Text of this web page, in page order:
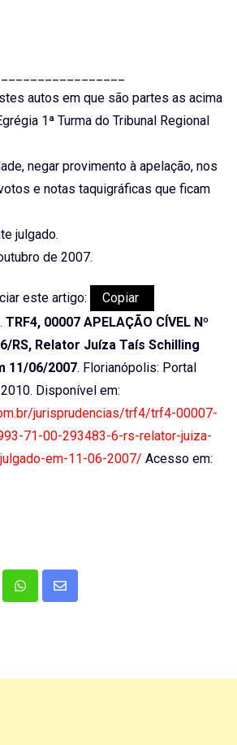
autos em que são partes as acima
1ª Turma do Tribunal Regional
negar provimento à apelação, nos
e notas taquigráficas que ficam
julgado.
de 2007.
este artigo:
Copiar
TRF4, 00007 APELAÇÃO CÍVEL Nº
RS, Relator Juíza Taís Schilling
11/06/2007. Florianópolis: Portal
Disponível em:
jurisprudencias/trf4/trf4-00007-
71-00-293483-6-rs-relator-juiza-
em-11-06-2007/ Acesso em:
WhatsappShare